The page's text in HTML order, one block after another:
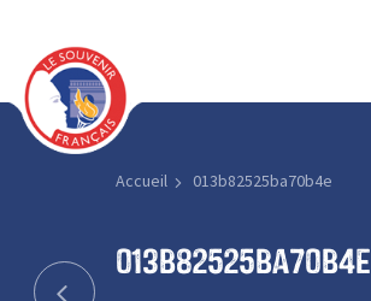
Accueil 013b82525ba70b4e
013b82525ba70b4e